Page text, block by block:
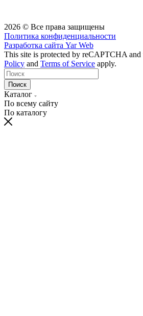
2026 © Все права защищены
Политика конфиденциальности
Разработка сайта Yar Web
This site is protected by reCAPTCHA and
Policy and Terms of Service apply.
Поиск
Каталог
По всему сайту
По каталогу